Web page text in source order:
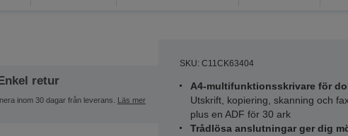
retur
inom 30 dagar från leverans. Läs mer
SKU: C11CK63404
A4-multifunktionsskrivare för
Utskrift, kopiering, skanning och
plus en ADF för 30 ark
Trådlösa anslutningar ger dig